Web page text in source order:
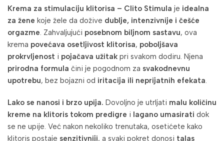
Krema za stimulaciju klitorisa – Clito Stimula je idealna
za žene koje žele da dožive dublje, intenzivnije i češće
orgazme. Zahvaljujući posebnom biljnom sastavu, ova
krema povećava osetljivost klitorisa, poboljšava
prokrvljenost i pojačava užitak pri svakom dodiru. Njena
prirodna formula čini je pogodnom za svakodnevnu
upotrebu, bez bojazni od iritacija ili neprijatnih efekata.
Lako se nanosi i brzo upija. Dovoljno je utrljati malu količinu
kreme na klitoris tokom predigre i lagano umasirati dok
se ne upije. Već nakon nekoliko trenutaka, osetićete kako
klitoris postaje senzitivniji, a svaki pokret donosi talas